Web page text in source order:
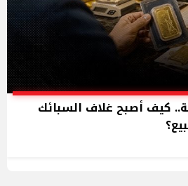
كيف أصبح غلاف السبائك